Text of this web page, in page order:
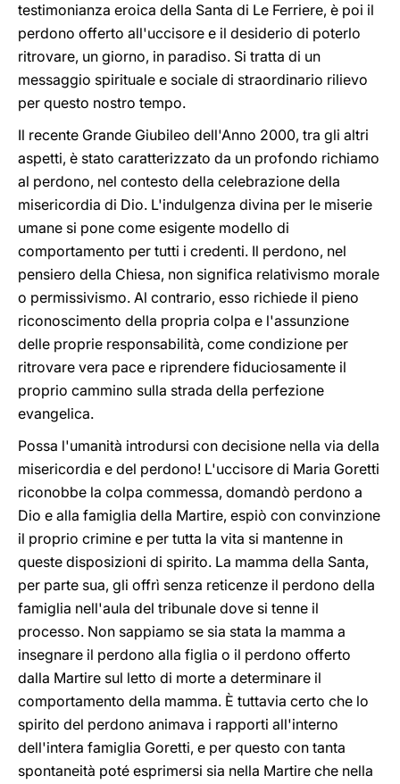
testimonianza eroica della Santa di Le Ferriere, è poi il
perdono offerto all'uccisore e il desiderio di poterlo
ritrovare, un giorno, in paradiso. Si tratta di un
messaggio spirituale e sociale di straordinario rilievo
per questo nostro tempo.
Il recente Grande Giubileo dell'Anno 2000, tra gli altri
aspetti, è stato caratterizzato da un profondo richiamo
al perdono, nel contesto della celebrazione della
misericordia di Dio. L'indulgenza divina per le miserie
umane si pone come esigente modello di
comportamento per tutti i credenti. Il perdono, nel
pensiero della Chiesa, non significa relativismo morale
o permissivismo. Al contrario, esso richiede il pieno
riconoscimento della propria colpa e l'assunzione
delle proprie responsabilità, come condizione per
ritrovare vera pace e riprendere fiduciosamente il
proprio cammino sulla strada della perfezione
evangelica.
Possa l'umanità introdursi con decisione nella via della
misericordia e del perdono! L'uccisore di Maria Goretti
riconobbe la colpa commessa, domandò perdono a
Dio e alla famiglia della Martire, espiò con convinzione
il proprio crimine e per tutta la vita si mantenne in
queste disposizioni di spirito. La mamma della Santa,
per parte sua, gli offrì senza reticenze il perdono della
famiglia nell'aula del tribunale dove si tenne il
processo. Non sappiamo se sia stata la mamma a
insegnare il perdono alla figlia o il perdono offerto
dalla Martire sul letto di morte a determinare il
comportamento della mamma. È tuttavia certo che lo
spirito del perdono animava i rapporti all'interno
dell'intera famiglia Goretti, e per questo con tanta
spontaneità poté esprimersi sia nella Martire che nella